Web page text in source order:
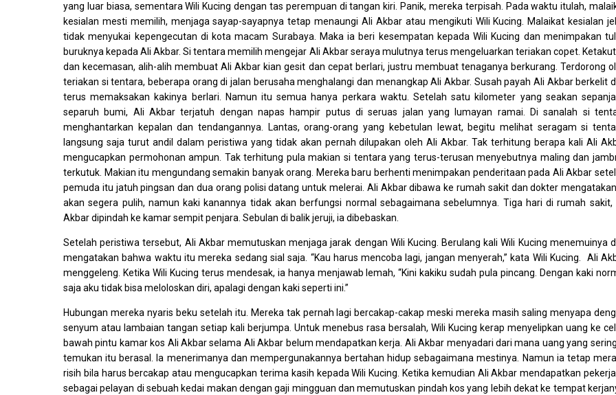
yang luar biasa, sementara Wili Kucing dengan tas perempuan di tangan kiri. Panik, mereka terpisah. Pada waktu itulah,
kesialan mesti memilih, menjaga sayap-sayapnya tetap menaungi Ali Akbar atau mengikuti Wili Kucing. Malaikat kesialan
tidak menyukai kepengecutan di kota macam Surabaya. Maka ia beri kesempatan kepada Wili Kucing dan menimpakan
buruknya kepada Ali Akbar. Si tentara memilih mengejar Ali Akbar seraya mulutnya terus mengeluarkan teriakan copet.
dan kecemasan, alih-alih membuat Ali Akbar kian gesit dan cepat berlari, justru membuat tenaganya berkurang. Terdorong
teriakan si tentara, beberapa orang di jalan berusaha menghalangi dan menangkap Ali Akbar. Susah payah Ali Akbar berkelit
terus memaksakan kakinya berlari. Namun itu semua hanya perkara waktu. Setelah satu kilometer yang seakan
separuh bumi, Ali Akbar terjatuh dengan napas hampir putus di seruas jalan yang lumayan ramai. Di sanalah si
menghantarkan kepalan dan tendangannya. Lantas, orang-orang yang kebetulan lewat, begitu melihat seragam si
langsung saja turut andil dalam peristiwa yang tidak akan pernah dilupakan oleh Ali Akbar. Tak terhitung berapa kali Ali
mengucapkan permohonan ampun. Tak terhitung pula makian si tentara yang terus-terusan menyebutnya maling dan
terkutuk. Makian itu mengundang semakin banyak orang. Mereka baru berhenti menimpakan penderitaan pada Ali Akbar
pemuda itu jatuh pingsan dan dua orang polisi datang untuk melerai. Ali Akbar dibawa ke rumah sakit dan dokter
akan segera pulih, namun kaki kanannya tidak akan berfungsi normal sebagaimana sebelumnya. Tiga hari di rumah sakit,
Akbar dipindah ke kamar sempit penjara. Sebulan di balik jeruji, ia dibebaskan.
Setelah peristiwa tersebut, Ali Akbar memutuskan menjaga jarak dengan Wili Kucing. Berulang kali Wili Kucing menemuinya
mengatakan bahwa waktu itu mereka sedang sial saja. “Kau harus mencoba lagi, jangan menyerah,” kata Wili Kucing. Ali
menggeleng. Ketika Wili Kucing terus mendesak, ia hanya menjawab lemah, “Kini kakiku sudah pula pincang. Dengan kaki
saja aku tidak bisa meloloskan diri, apalagi dengan kaki seperti ini.”
Hubungan mereka nyaris beku setelah itu. Mereka tak pernah lagi bercakap-cakap meski mereka masih saling menyapa
senyum atau lambaian tangan setiap kali berjumpa. Untuk menebus rasa bersalah, Wili Kucing kerap menyelipkan uang ke
bawah pintu kamar kos Ali Akbar selama Ali Akbar belum mendapatkan kerja. Ali Akbar menyadari dari mana uang yang
temukan itu berasal. Ia menerimanya dan mempergunakannya bertahan hidup sebagaimana mestinya. Namun ia tetap
risih bila harus bercakap atau mengucapkan terima kasih kepada Wili Kucing. Ketika kemudian Ali Akbar mendapatkan
sebagai pelayan di sebuah kedai makan dengan gaji mingguan dan memutuskan pindah kos yang lebih dekat ke tempat